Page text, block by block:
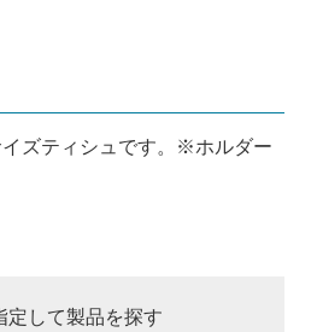
ズティシュです。※ホルダー
定して製品を探す